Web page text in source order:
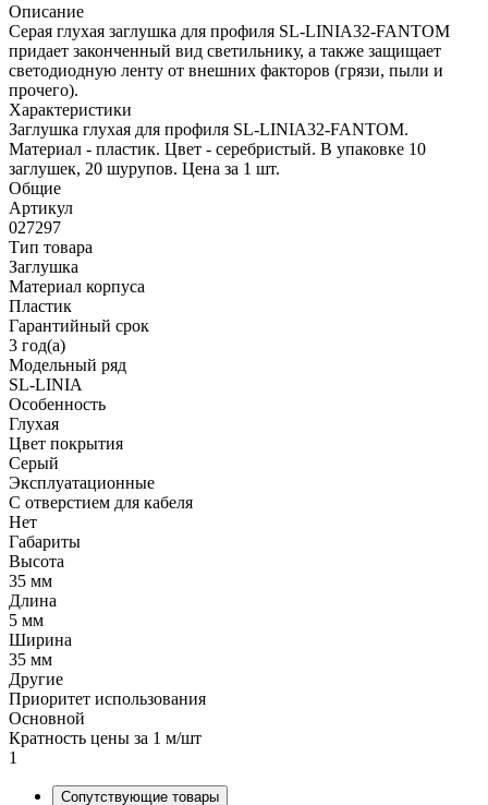
Описание
Серая глухая заглушка для профиля SL-LINIA32-FANTOM
придает законченный вид светильнику, а также защищает
светодиодную ленту от внешних факторов (грязи, пыли и
прочего).
Характеристики
Заглушка глухая для профиля SL-LINIA32-FANTOM.
Материал - пластик. Цвет - серебристый. В упаковке 10
заглушек, 20 шурупов. Цена за 1 шт.
Общие
Артикул
027297
Тип товара
Заглушка
Материал корпуса
Пластик
Гарантийный срок
3 год(а)
Модельный ряд
SL-LINIA
Особенность
Глухая
Цвет покрытия
Серый
Эксплуатационные
С отверстием для кабеля
Нет
Габариты
Высота
35 мм
Длина
5 мм
Ширина
35 мм
Другие
Приоритет использования
Основной
Кратность цены за 1 м/шт
1
Сопутствующие товары